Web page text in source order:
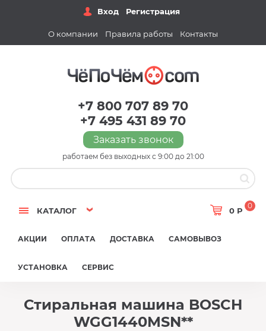
Вход Регистрация
О компании Правила работы Контакты
+7 800 707 89 70
+7 495 431 89 70
Заказать звонок
работаем без выходных с 9:00 до 21:00
КАТАЛОГ 0 Р
0
АКЦИИ ОПЛАТА ДОСТАВКА САМОВЫВОЗ
УСТАНОВКА СЕРВИС
Стиральная машина BOSCH
WGG1440MSN**